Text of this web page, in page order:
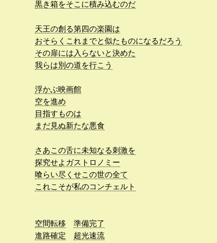
黒き箱をそこに積み込むのだ
天王の創る第四の楽園は
おそらくこれまでと似たものになるだろう
その扉には入らないと決めた
我らは別の道を行こう
浮かぶ映画館
空を進め
目指すものは
まだ見ぬ新たな悪食
さあこの舌に未知なる刺激を
探究せよガストロノミー
喰らい尽くせこの世の全て
これこそが私のコンチェルト
空間転移
準備完了
進路確定
超光速流